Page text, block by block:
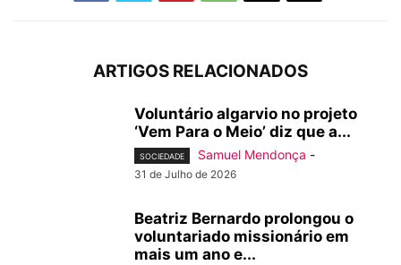
ARTIGOS RELACIONADOS
Voluntário algarvio no projeto
‘Vem Para o Meio’ diz que a...
SOCIEDADE Samuel Mendonça -
31 de Julho de 2026
Beatriz Bernardo prolongou o
voluntariado missionário em
mais um ano e...